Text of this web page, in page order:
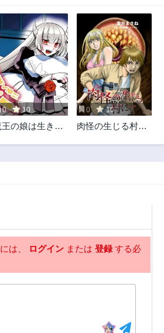
第11話
2年前
第9話
2年前
第7話
2年前
第5話
2年前
第3話
0 10
王の娘は生き汚
0 10
肉怪の生じる村に
は、 ログイン または 登録する必